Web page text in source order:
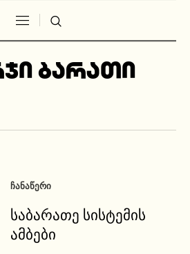
ბარათი
ᲩᲐᲜᲐᲬᲔᲠᲘ
საბარათე სისტემის
ამბები